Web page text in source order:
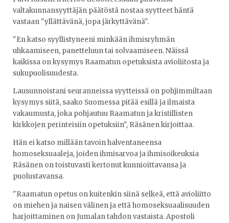
valtakunnansyyttäjän päätöstä nostaa syytteet häntä
vastaan "yllättävänä, jopa järkyttävänä".
"En katso syyllistyneeni minkään ihmisryhmän
uhkaamiseen, panetteluun tai solvaamiseen. Näissä
kaikissa on kysymys Raamatun opetuksista avioliitosta ja
sukupuolisuudesta.
Lausunnoistani seuranneissa syytteissä on pohjimmiltaan
kysymys siitä, saako Suomessa pitää esillä ja ilmaista
vakaumusta, joka pohjautuu Raamatun ja kristillisten
kirkkojen perinteisiin opetuksiin", Räsänen kirjoittaa.
Hän ei katso millään tavoin halventaneensa
homoseksuaaleja, joiden ihmisarvoa ja ihmisoikeuksia
Räsänen on toistuvasti kertonut kunnioittavansa ja
puolustavansa.
"Raamatun opetus on kuitenkin siinä selkeä, että avioliitto
on miehen ja naisen välinen ja että homoseksuaalisuuden
harjoittaminen on Jumalan tahdon vastaista. Apostoli